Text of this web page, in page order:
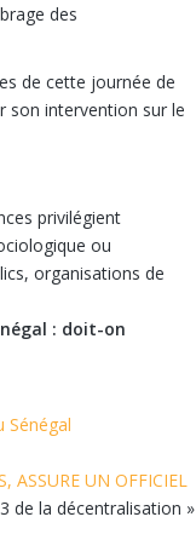
des
de cette journée de
son intervention sur le
privilégient
ou
organisations de
: doit-on
Sénégal
ASSURE UN OFFICIEL
de la décentralisation »